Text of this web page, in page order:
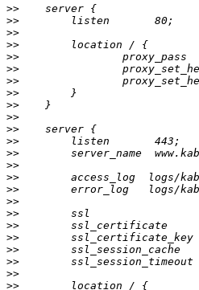
>>
>>
>>
>>
>>
                proxy_pass
>>
>>
>>
>>
>>
>>
>>
>>
>>
>>
>>
>>
>>
>>
>>
>>
>>
>>
>>